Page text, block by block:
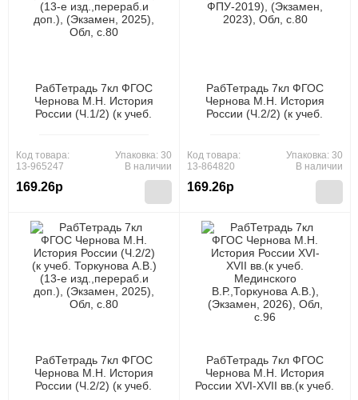
РабТетрадь 7кл ФГОС
Чернова М.Н. История
России (Ч.1/2) (к учеб.
(Экзамен, 2025), Обл, c.80
Код товара:
13-965247
169.26р
Упаковка: 30
В наличии
РабТетрадь 7кл ФГОС
Чернова М.Н. История
России (Ч.2/2) (к учеб.
Код товара:
13-864820
169.26р
Упаковка: 30
В наличии
РабТетрадь 7кл ФГОС
Чернова М.Н. История
России (Ч.2/2) (к учеб.
РабТетрадь 7кл ФГОС
Чернова М.Н. История
России XVI-XVII вв.(к учеб.